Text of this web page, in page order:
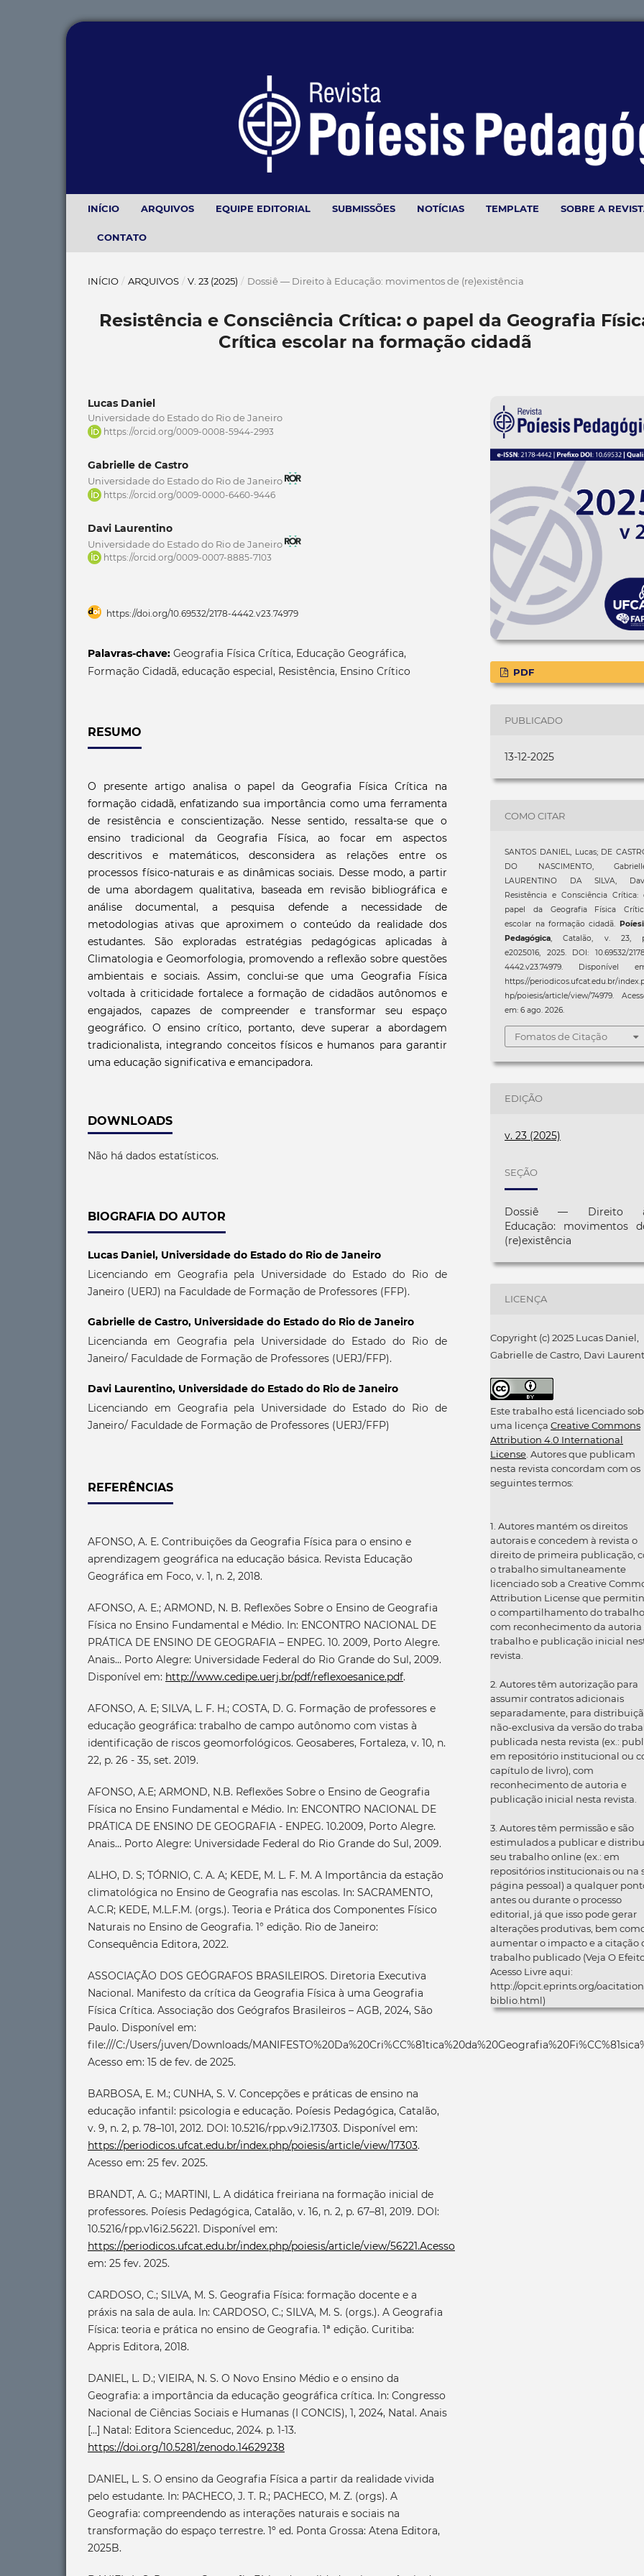
INÍCIO ARQUIVOS EQUIPE EDITORIAL SUBMISSÕES NOTÍCIAS TEMPLATE SOBRE A
CONTATO
INÍCIO / ARQUIVOS / V. 23 (2025) / Dossiê — Direito à Educação: movimentos de (re)existência
Resistência e Consciência Crítica: o papel da Geografia
Crítica escolar na formação cidadã
Lucas Daniel
Universidade do Estado do Rio de Janeiro
https://orcid.org/0009-0008-5944-2993
Gabrielle de Castro
Universidade do Estado do Rio de Janeiro
https://orcid.org/0009-0000-6460-9446
Davi Laurentino
Universidade do Estado do Rio de Janeiro
https://orcid.org/0009-0007-8885-7103
https://doi.org/10.69532/2178-4442.v23.74979
Palavras-chave: Geografia Física Crítica, Educação Geográfica,
Formação Cidadã, educação especial, Resistência, Ensino Crítico
RESUMO
O presente artigo analisa o papel da Geografia Física Crítica na
formação cidadã, enfatizando sua importância como uma ferramenta
de resistência e conscientização. Nesse sentido, ressalta-se que o
ensino tradicional da Geografia Física, ao focar em aspectos
descritivos e matemáticos, desconsidera as relações entre os
processos físico-naturais e as dinâmicas sociais. Desse modo, a partir
de uma abordagem qualitativa, baseada em revisão bibliográfica e
análise documental, a pesquisa defende a necessidade de
metodologias ativas que aproximem o conteúdo da realidade dos
estudantes. São exploradas estratégias pedagógicas aplicadas à
Climatologia e Geomorfologia, promovendo a reflexão sobre questões
ambientais e sociais. Assim, conclui-se que uma Geografia Física
voltada à criticidade fortalece a formação de cidadãos autônomos e
engajados, capazes de compreender e transformar seu espaço
geográfico. O ensino crítico, portanto, deve superar a abordagem
tradicionalista, integrando conceitos físicos e humanos para garantir
uma educação significativa e emancipadora.
DOWNLOADS
Não há dados estatísticos.
BIOGRAFIA DO AUTOR
Lucas Daniel, Universidade do Estado do Rio de Janeiro
Licenciando em Geografia pela Universidade do Estado do Rio de
Janeiro (UERJ) na Faculdade de Formação de Professores (FFP).
Gabrielle de Castro, Universidade do Estado do Rio de Janeiro
Licencianda em Geografia pela Universidade do Estado do Rio de
Janeiro/ Faculdade de Formação de Professores (UERJ/FFP).
Davi Laurentino, Universidade do Estado do Rio de Janeiro
Licenciando em Geografia pela Universidade do Estado do Rio de
Janeiro/ Faculdade de Formação de Professores (UERJ/FFP)
REFERÊNCIAS
AFONSO, A. E. Contribuições da Geografia Física para o ensino e
aprendizagem geográfica na educação básica. Revista Educação
Geográfica em Foco, v. 1, n. 2, 2018.
AFONSO, A. E.; ARMOND, N. B. Reflexões Sobre o Ensino de Geografia
Física no Ensino Fundamental e Médio. In: ENCONTRO NACIONAL DE
PRÁTICA DE ENSINO DE GEOGRAFIA – ENPEG. 10. 2009, Porto Alegre.
Anais... Porto Alegre: Universidade Federal do Rio Grande do Sul, 2009.
Disponível em: http://www.cedipe.uerj.br/pdf/reflexoesanice.pdf.
AFONSO, A. E; SILVA, L. F. H.; COSTA, D. G. Formação de professores e
educação geográfica: trabalho de campo autônomo com vistas à
identificação de riscos geomorfológicos. Geosaberes, Fortaleza, v. 10, n.
22, p. 26 - 35, set. 2019.
AFONSO, A.E; ARMOND, N.B. Reflexões Sobre o Ensino de Geografia
Física no Ensino Fundamental e Médio. In: ENCONTRO NACIONAL DE
PRÁTICA DE ENSINO DE GEOGRAFIA - ENPEG. 10.2009, Porto Alegre.
Anais… Porto Alegre: Universidade Federal do Rio Grande do Sul, 2009.
ALHO, D. S; TÓRNIO, C. A. A; KEDE, M. L. F. M. A Importância da estação
climatológica no Ensino de Geografia nas escolas. In: SACRAMENTO,
A.C.R; KEDE, M.L.F.M. (orgs.). Teoria e Prática dos Componentes Físico
Naturais no Ensino de Geografia. 1° edição. Rio de Janeiro:
Consequência Editora, 2022.
ASSOCIAÇÃO DOS GEÓGRAFOS BRASILEIROS. Diretoria Executiva
Nacional. Manifesto da crítica da Geografia Física à uma Geografia
Física Crítica. Associação dos Geógrafos Brasileiros – AGB, 2024, São
Paulo. Disponível em:
file:///C:/Users/juven/Downloads/
Acesso em: 15 de fev. de 2025.
BARBOSA, E. M.; CUNHA, S. V. Concepções e práticas de ensino na
educação infantil: psicologia e educação. Poíesis Pedagógica, Catalão,
v. 9, n. 2, p. 78–101, 2012. DOI: 10.5216/rpp.v9i2.17303. Disponível em:
https://periodicos.ufcat.edu.br/index.php/poiesis/article/view/17303.
Acesso em: 25 fev. 2025.
BRANDT, A. G.; MARTINI, L. A didática freiriana na formação inicial de
professores. Poíesis Pedagógica, Catalão, v. 16, n. 2, p. 67–81, 2019. DOI:
10.5216/rpp.v16i2.56221. Disponível em:
https://periodicos.ufcat.edu.br/index.php/poiesis/article/view/56221.Acesso
em: 25 fev. 2025.
CARDOSO, C.; SILVA, M. S. Geografia Física: formação docente e a
práxis na sala de aula. In: CARDOSO, C.; SILVA, M. S. (orgs.). A Geografia
Física: teoria e prática no ensino de Geografia. 1ª edição. Curitiba:
Appris Editora, 2018.
DANIEL, L. D.; VIEIRA, N. S. O Novo Ensino Médio e o ensino da
Geografia: a importância da educação geográfica crítica. In: Congresso
Nacional de Ciências Sociais e Humanas (I CONCIS), 1, 2024, Natal. Anais
[...] Natal: Editora Scienceduc, 2024. p. 1-13.
https://doi.org/10.5281/zenodo.14629238
DANIEL, L. S. O ensino da Geografia Física a partir da realidade vivida
pelo estudante. In: PACHECO, J. T. R.; PACHECO, M. Z. (orgs). A
Geografia: compreendendo as interações naturais e sociais na
transformação do espaço terrestre. 1º ed. Ponta Grossa: Atena Editora,
2025B.
PDF
PUBLICADO
13-12-2025
COMO CITAR
SANTOS DANIEL, Lucas; DE
DO NASCIMENTO,
LAURENTINO DA SILVA,
Resistência e Consciência Crítica:
papel da Geografia Física
escolar na formação cidadã.
Pedagógica, Catalão, v. 23,
e2025016, 2025. DOI: 10.69532/
4442.v23.74979. Disponível
https://periodicos.ufcat.edu.br/
hp/poiesis/article/view/74979.
em: 6 ago. 2026.
Fomatos de Citação
EDIÇÃO
v. 23 (2025)
SEÇÃO
Dossiê — Direito
Educação: movimentos
(re)existência
LICENÇA
Copyright (c) 2025 Lucas Daniel,
Gabrielle de Castro, Davi
Este trabalho está licenciado sob
uma licença Creative Commons
Attribution 4.0 International
License . Autores que publicam
nesta revista concordam com os
seguintes termos:
1. Autores mantém os direitos
autorais e concedem à revista o
direito de primeira publicação,
o trabalho simultaneamente
licenciado sob a Creative
Attribution License que
o compartilhamento do trabalho
com reconhecimento da autoria
trabalho e publicação inicial
revista.
2. Autores têm autorização para
assumir contratos adicionais
separadamente, para
não-exclusiva da versão do
publicada nesta revista (ex.:
em repositório institucional ou
capítulo de livro), com
reconhecimento de autoria e
publicação inicial nesta revista.
3. Autores têm permissão e são
estimulados a publicar e
seu trabalho online (ex.: em
repositórios institucionais ou na
página pessoal) a qualquer
antes ou durante o processo
editorial, já que isso pode gerar
alterações produtivas, bem
aumentar o impacto e a citação
trabalho publicado (Veja O
Acesso Livre aqui:
http://opcit.eprints.org/
biblio.html)